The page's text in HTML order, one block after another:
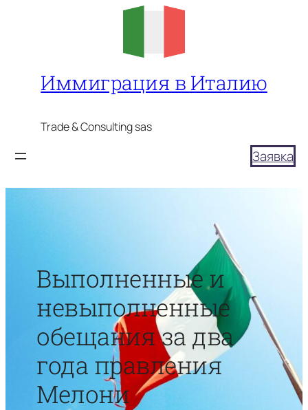
Иммиграция в Италию
Trade & Consulting sas
Заявка
Выполненные и
невыполненные
обещания за два
года правления
Мелони